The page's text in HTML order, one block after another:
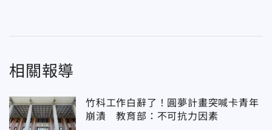
相關報導
竹科工作白辭了！圓夢計畫突喊卡青年
崩潰 教育部：不可抗力因素